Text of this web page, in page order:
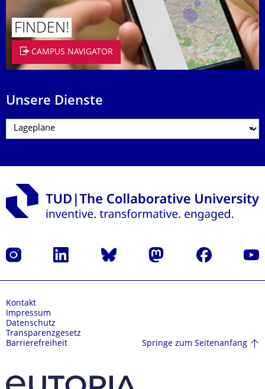
FINDEN!
CAMPUS NAVIGATOR
Unsere Dienste
Instagram LinkedIn Bluesky Mastodon Facebook
Kontakt
Impressum
Datenschutz
Transparenzgesetz
Barrierefreiheit
Springe zum Seitenanfang